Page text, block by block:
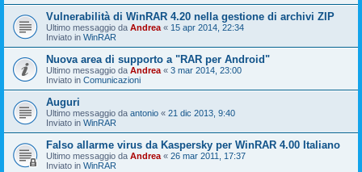
Vulnerabilità di WinRAR 4.20 nella gestione di archivi ZIP
Ultimo messaggio da Andrea « 15 apr 2014, 22:34
Inviato in WinRAR
Nuova area di supporto a "RAR per Android"
Ultimo messaggio da Andrea « 3 mar 2014, 23:00
Inviato in Comunicazioni
Auguri
Ultimo messaggio da antonio « 21 dic 2013, 9:40
Inviato in WinRAR
Falso allarme virus da Kaspersky per WinRAR 4.00 Italiano
Ultimo messaggio da Andrea « 26 mar 2011, 17:37
Inviato in WinRAR